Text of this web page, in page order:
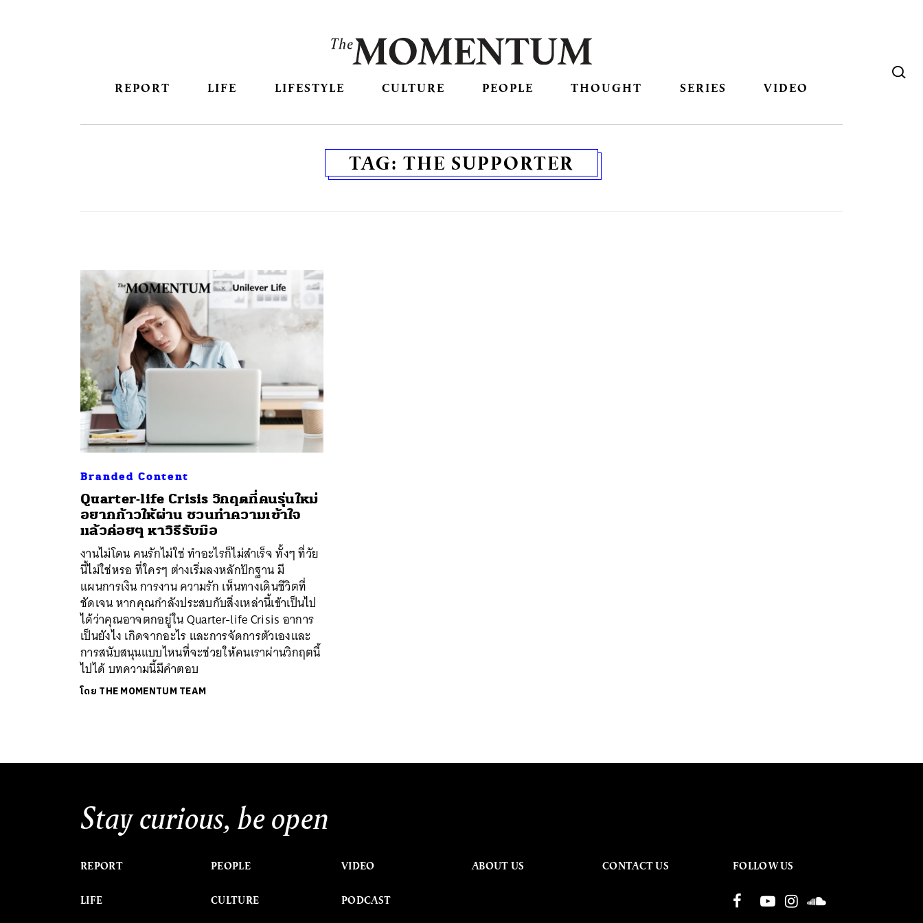
REPORT LIFE LIFESTYLE CULTURE PEOPLE THOUGHT SERIES VIDEO
TAG: THE SUPPORTER
Branded Content
Quarter-life Crisis วิกฤตที่คนรุ่นใหม่
อยากก้าวให้ผ่าน ชวนทำความเข้าใจ
แล้วค่อยๆ หาวิธีรับมือ
งานไม่โดน คนรักไม่ใช่ ทำอะไรก็ไม่สำเร็จ ทั้งๆ ที่วัย
นี้ไม่ใช่หรอ ที่ใครๆ ต่างเริ่มลงหลักปักฐาน มี
แผนการเงิน การงาน ความรัก เห็นทางเดินชีวิตที่
ชัดเจน หากคุณกำลังประสบกับสิ่งเหล่านี้เข้าเป็นไป
ได้ว่าคุณอาจตกอยู่ใน Quarter-life Crisis อาการ
เป็นยังไง เกิดจากอะไร และการจัดการตัวเองและ
การสนับสนุนแบบไหนที่จะช่วยให้คนเราผ่านวิกฤตนี้
ไปได้ บทความนี้มีคำตอบ
โดย THE MOMENTUM TEAM
Stay curious, be open
REPORT
LIFE
PEOPLE
CULTURE
VIDEO
PODCAST
ABOUT US CONTACT US FOLLOW US
ค้นหา